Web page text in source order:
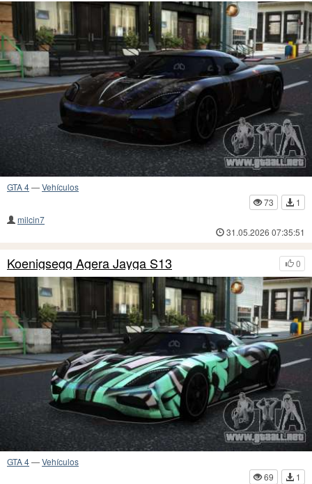
GTA 4—Vehículos
73
1
milcin7
31.05.2026 07:35:51
0
Koenigsegg Agera Jayga S13
GTA 4—Vehículos
69
1